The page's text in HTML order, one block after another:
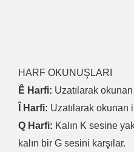
HARF OKUNUŞLARI
Ê Harfi: Uzatılarak
Î Harfi: Uzatılarak okunan
Q Harfi: Kalın K sesine
kalın bir G sesini karşılar.